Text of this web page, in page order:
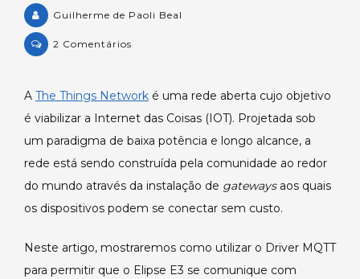
Guilherme de Paoli Beal
2 Comentários
Driver
MQTT
para
dispositivos
a
The
A The Things Network é uma rede aberta cujo objetivo
é viabilizar a Internet das Coisas (IOT). Projetada sob
um paradigma de baixa potência e longo alcance, a
rede está sendo construída pela comunidade ao redor
do mundo através da instalação de gatewaysaos quais
os dispositivos podem se conectar sem custo.
Neste artigo, mostraremos como utilizar o Driver MQTT
para permitir que o Elipse E3 se comunique com